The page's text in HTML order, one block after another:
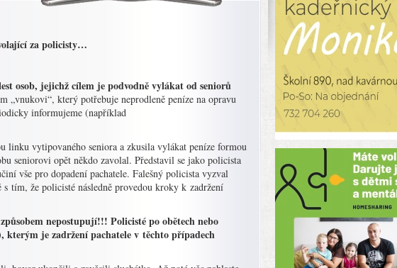
za policisty…
osob, jejichž cílem je podvodně vylákat od seniorů
„vnukovi“, který potřebuje neprodleně peníze na opravu
informujeme (například
linku vytipovaného seniora a zkusila vylákat peníze formou
seniorovi opět někdo zavolal. Představil se jako policista
vše pro dopadení pachatele. Falešný policista vyzval
s tím, že policisté následně provedou kroky k zadržení
nepostupují!!! Policisté po obětech nebo
kterým je zadržení pachatele v těchto případech